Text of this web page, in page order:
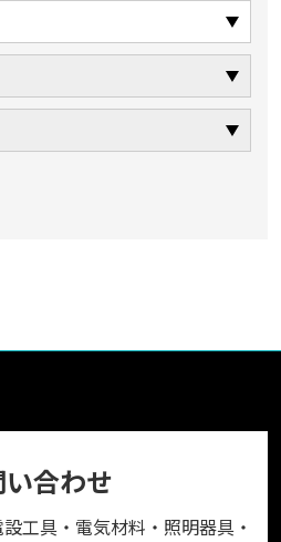
合わせ
工具・電気材料・照明器具・